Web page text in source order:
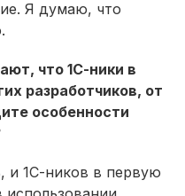
Я думаю, что
что 1С-ники в
разработчиков, от
особенности
и 1С-ников в первую